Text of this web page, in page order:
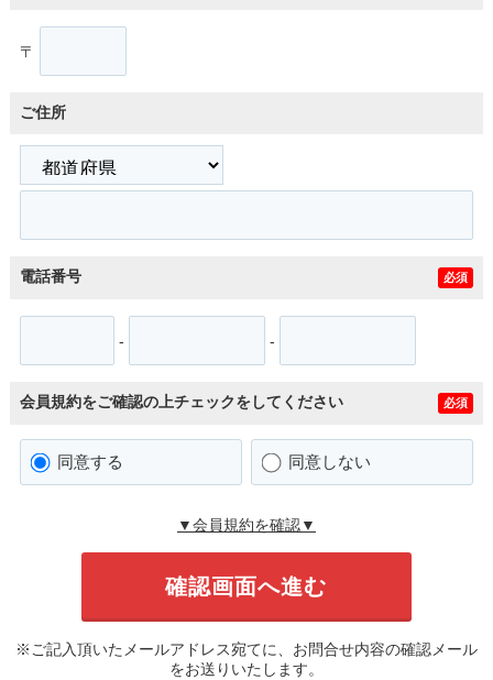
〒
ご住所
電話番号 必須
- -
会員規約をご確認の上チェックをしてください 必須
同意する 同意しない
▼会員規約を確認▼
※ご記入頂いたメールアドレス宛てに、お問合せ内容の確認メール
をお送りいたします。